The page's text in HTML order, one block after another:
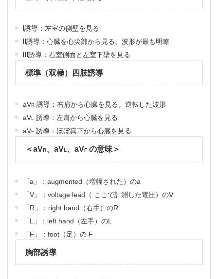
Ⅰ誘導：左室の側壁を見る
Ⅱ誘導：心臓を心尖部から見る。波形が最も明瞭
Ⅲ誘導：右室側面と左室下壁を見る
標準（双極）四肢誘導
aVR 誘導：右肩から心臓を見る。逆転した波形
aVL 誘導：左肩から心臓を見る
aVF 誘導：ほぼ真下から心臓を見る
＜aVR、aVL、aVF の意味＞
「a」：augmented（増幅された）のa
「V」：voltage lead（ ここで計測した電圧）のV
「R」：right hand（右手）のR
「L」：left hand（左手）のL
「F」：foot（足）の F
胸部誘導